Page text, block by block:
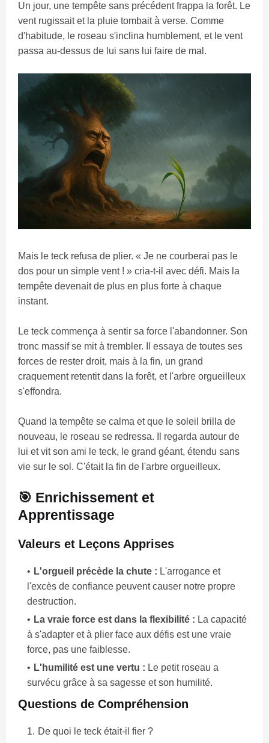
Un jour, une tempête sans précédent frappa la forêt. Le
vent rugissait et la pluie tombait à verse. Comme
d'habitude, le roseau s'inclina humblement, et le vent
passa au-dessus de lui sans lui faire de mal.
Mais le teck refusa de plier. « Je ne courberai pas le
dos pour un simple vent ! » cria-t-il avec défi. Mais la
tempête devenait de plus en plus forte à chaque
instant.
Le teck commença à sentir sa force l'abandonner. Son
tronc massif se mit à trembler. Il essaya de toutes ses
forces de rester droit, mais à la fin, un grand
craquement retentit dans la forêt, et l'arbre orgueilleux
s'effondra.
Quand la tempête se calma et que le soleil brilla de
nouveau, le roseau se redressa. Il regarda autour de
lui et vit son ami le teck, le grand géant, étendu sans
vie sur le sol. C'était la fin de l'arbre orgueilleux.
🎯 Enrichissement et
Apprentissage
Valeurs et Leçons Apprises
L'orgueil précède la chute : L'arrogance et
l'excès de confiance peuvent causer notre propre
destruction.
La vraie force est dans la flexibilité : La capacité
à s'adapter et à plier face aux défis est une vraie
force, pas une faiblesse.
L'humilité est une vertu : Le petit roseau a
survécu grâce à sa sagesse et son humilité.
Questions de Compréhension
De quoi le teck était-il fier ?